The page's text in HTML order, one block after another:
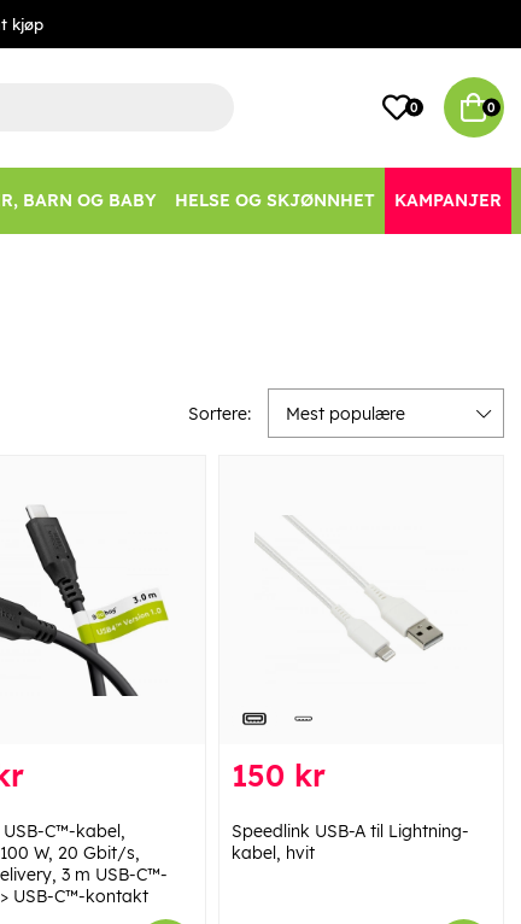
kjøp
0 0
BARN OG BABY HELSE OG SKJØNNHET KAMPANJER
Sortere: Mest populære
C™-kabel,
W, 20 Gbit/s,
3 m USB-C™-
USB-C™-kontakt
150 kr
Speedlink USB-A til Lightning-
kabel, hvit